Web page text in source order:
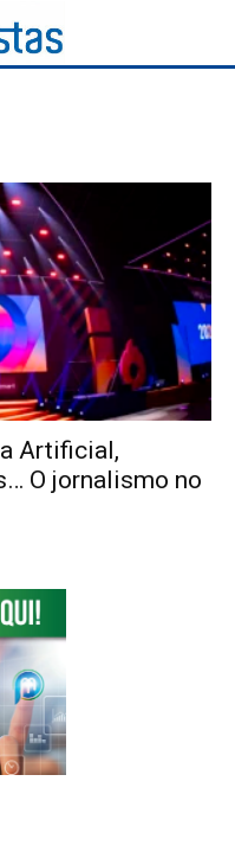
Artificial,
O jornalismo no